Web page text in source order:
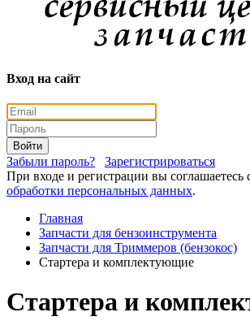
Вход на сайт
Войти
Забыли пароль?
Зарегистрироваться
При входе и регистрации вы соглашаетесь
обработки персональных данных.
Главная
Запчасти для бензоинструмента
Запчасти для Триммеров (бензокос)
Стартера и комплектующие
Стартера и